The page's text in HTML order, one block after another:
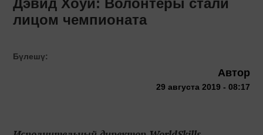
Дэвид Хоуи: Волонтеры стали
лицом чемпионата
Бүлешү:
Автор
29 августа 2019 - 08:17